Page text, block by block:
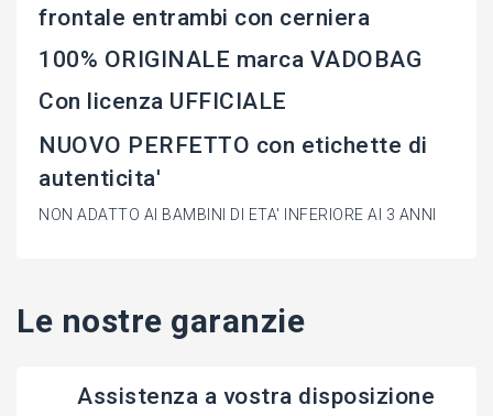
frontale entrambi con cerniera
100% ORIGINALE marca VADOBAG
Con licenza UFFICIALE
NUOVO PERFETTO con etichette di
autenticita'
NON ADATTO AI BAMBINI DI ETA' INFERIORE AI 3 ANNI
Le nostre garanzie
Assistenza a vostra disposizione